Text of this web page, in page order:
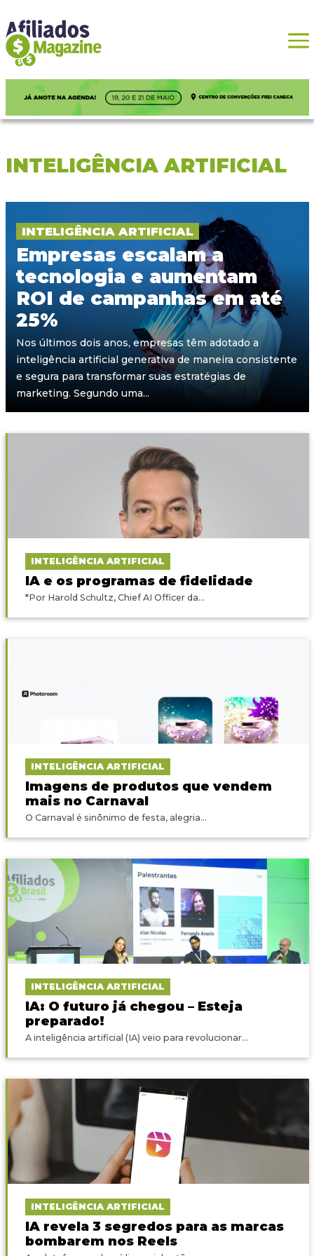
INTELIGÊNCIA ARTIFICIAL
INTELIGÊNCIA ARTIFICIAL
Empresas escalam a
tecnologia e aumentam
ROI de campanhas em até
25%
Nos últimos dois anos, empresas têm adotado a
inteligência artificial generativa de maneira consistente
e segura para transformar suas estratégias de
marketing. Segundo uma...
INTELIGÊNCIA ARTIFICIAL
IA e os programas de fidelidade
*Por Harold Schultz, Chief AI Officer da...
INTELIGÊNCIA ARTIFICIAL
Imagens de produtos que vendem
mais no Carnaval
O Carnaval é sinônimo de festa, alegria...
INTELIGÊNCIA ARTIFICIAL
IA: O futuro já chegou – Esteja
preparado!
A inteligência artificial (IA) veio para revolucionar...
INTELIGÊNCIA ARTIFICIAL
IA revela 3 segredos para as marcas
bombarem nos Reels